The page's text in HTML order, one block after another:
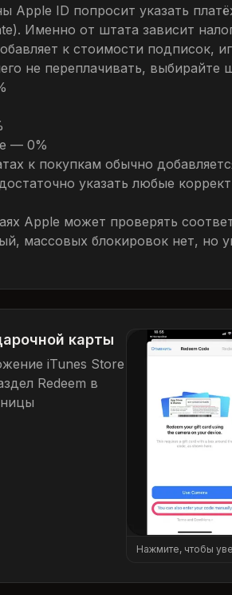
Apple ID попросит указать
Именно от штата зависит
к стоимости подписок,
не переплачивать, выбирайте
— 0%
к покупкам обычно
указать любые
Apple может проверять
массовых блокировок нет, но
карты
iTunes Store
Redeem в
Нажмите, чтобы